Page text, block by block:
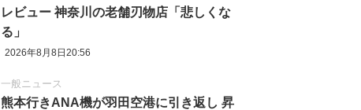
レビュー 神奈川の老舗刃物店「悲しくな
る」
2026年8月8日20:56
一般ニュース
熊本行きANA機が羽田空港に引き返し 昇